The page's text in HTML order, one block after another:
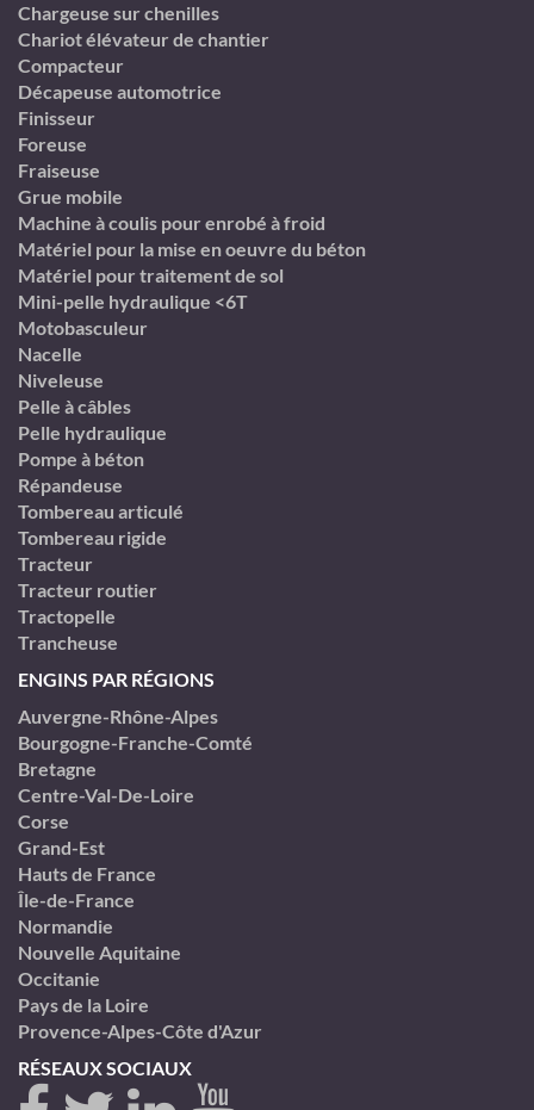
Chargeuse sur chenilles
Chariot élévateur de chantier
Compacteur
Décapeuse automotrice
Finisseur
Foreuse
Fraiseuse
Grue mobile
Machine à coulis pour enrobé à froid
Matériel pour la mise en oeuvre du béton
Matériel pour traitement de sol
Mini-pelle hydraulique <6T
Motobasculeur
Nacelle
Niveleuse
Pelle à câbles
Pelle hydraulique
Pompe à béton
Répandeuse
Tombereau articulé
Tombereau rigide
Tracteur
Tracteur routier
Tractopelle
Trancheuse
ENGINS PAR RÉGIONS
Auvergne-Rhône-Alpes
Bourgogne-Franche-Comté
Bretagne
Centre-Val-De-Loire
Corse
Grand-Est
Hauts de France
Île-de-France
Normandie
Nouvelle Aquitaine
Occitanie
Pays de la Loire
Provence-Alpes-Côte d'Azur
RÉSEAUX SOCIAUX